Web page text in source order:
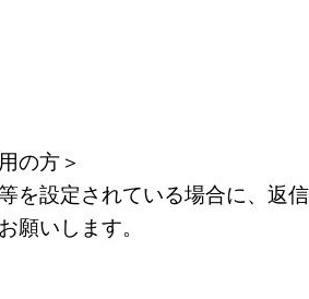
の方＞
設定されている場合に、返信
願いします。